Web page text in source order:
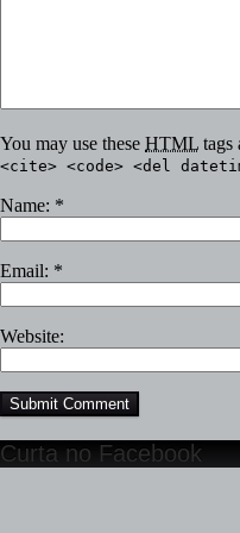
You may use these HTML tags
<cite> <code> <del
Name: *
Email: *
Website:
Curta no Facebook